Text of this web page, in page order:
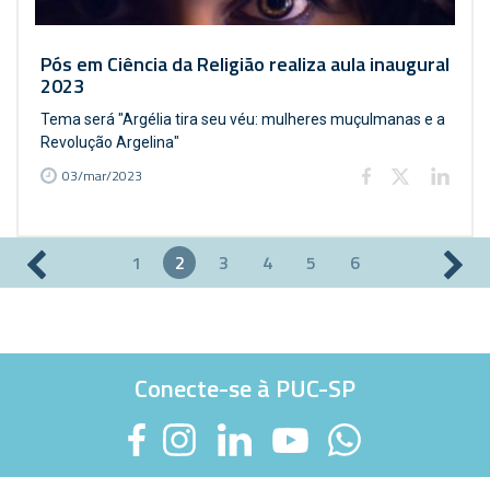
Pós em Ciência da Religião realiza aula inaugural
2023
Tema será "Argélia tira seu véu: mulheres muçulmanas e a
Revolução Argelina"
03/mar/2023
Páginas 1 2 3 4 5 6
Conecte-se à PUC-SP